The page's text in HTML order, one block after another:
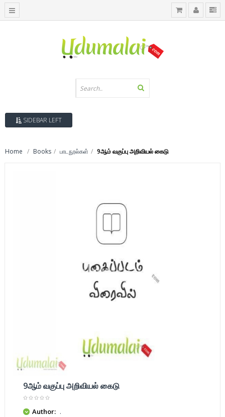
SIDEBAR LEFT
Home Books பாடநூல்கள் 9ஆம் வகுப்பு அறிவியல் கைடு
9ஆம் வகுப்பு அறிவியல் கைடு
Author: .